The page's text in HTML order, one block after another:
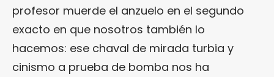
profesor muerde el anzuelo en el segundo
exacto en que nosotros también lo
hacemos: ese chaval de mirada turbia y
cinismo a prueba de bomba nos ha